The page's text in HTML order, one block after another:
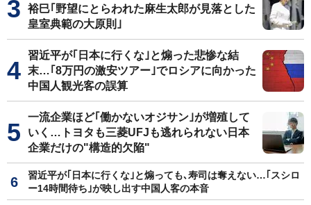
裕巳｢野望にとらわれた麻生太郎が見落とした
皇室典範の大原則｣
習近平が｢日本に行くな｣と煽った悲惨な結
末…｢8万円の激安ツアー｣でロシアに向かった
中国人観光客の誤算
一流企業ほど｢働かないオジサン｣が増殖して
いく…トヨタも三菱UFJも逃れられない日本
企業だけの"構造的欠陥"
習近平が｢日本に行くな｣と煽っても､寿司は奪えない…｢スシロ
ー14時間待ち｣が映し出す中国人客の本音